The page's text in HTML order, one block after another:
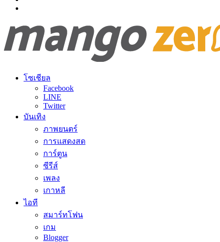
โซเชียล
Facebook
LINE
Twitter
บันเทิง
ภาพยนตร์
การแสดงสด
การ์ตูน
ซีรีส์
เพลง
เกาหลี
ไอที
สมาร์ทโฟน
เกม
Blogger